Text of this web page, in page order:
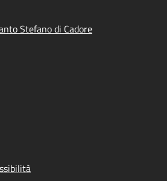
Stefano di Cadore